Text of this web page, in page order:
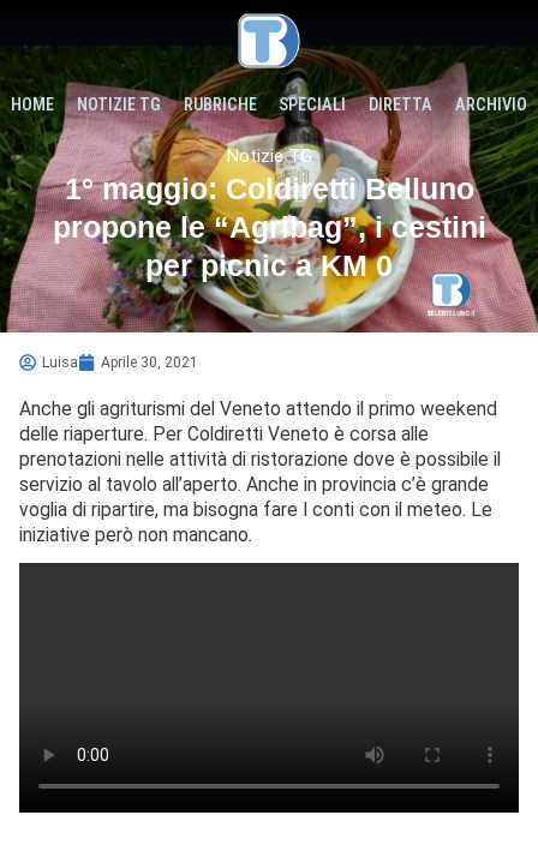
HOME NOTIZIE TG RUBRICHE SPECIALI DIRETTA ARCHIVIO
Notizie TG
1° maggio: Coldiretti Belluno
propone le “Agribag”, i cestini
per picnic a KM 0
Luisa Aprile 30, 2021
Anche gli agriturismi del Veneto attendo il primo weekend
delle riaperture. Per Coldiretti Veneto è corsa alle
prenotazioni nelle attività di ristorazione dove è possibile il
servizio al tavolo all’aperto. Anche in provincia c’è grande
voglia di ripartire, ma bisogna fare I conti con il meteo. Le
iniziative però non mancano.